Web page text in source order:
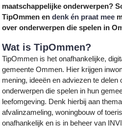
maatschappelijke onderwerpen?
TipOmmen endenk én praat mee
over onderwerpen die spelen in
Wat is TipOmmen?
TipOmmen is het onafhankelijke,
gemeente Ommen. Hier krijgen
mening, ideeën en adviezen te delen
onderwerpen die spelen in hun
leefomgeving. Denk hierbij aan
afvalinzameling, woningbouw of
onafhankelijk en is in beheer van